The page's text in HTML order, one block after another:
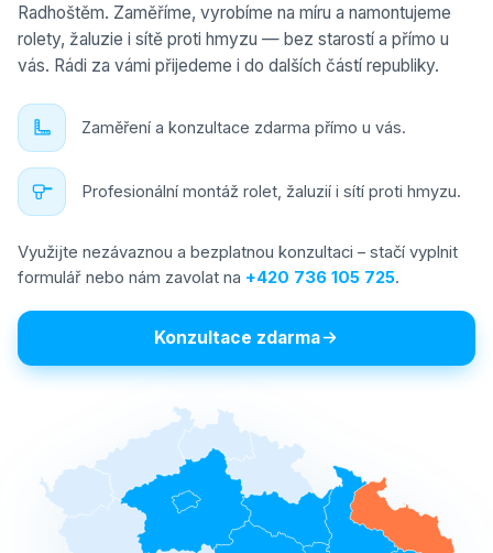
Radhoštěm. Zaměříme, vyrobíme na míru a namontujeme
rolety, žaluzie i sítě proti hmyzu — bez starostí a přímo u
vás. Rádi za vámi přijedeme i do dalších částí republiky.
Zaměření a konzultace zdarma přímo u vás.
Profesionální montáž rolet, žaluzií i sítí proti hmyzu.
Využijte nezávaznou a bezplatnou konzultaci – stačí vyplnit
formulář nebo nám zavolat na +420 736 105 725.
Konzultace zdarma